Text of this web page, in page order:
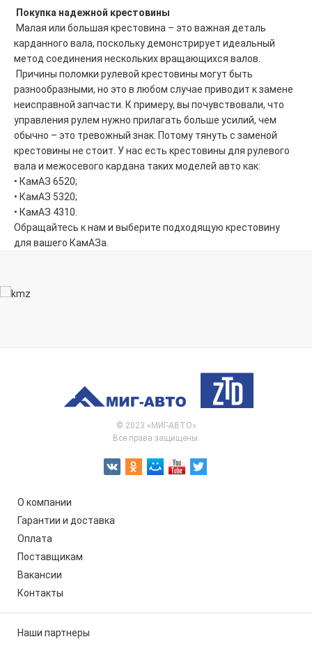
Покупка надежной крестовины
Малая или большая крестовина – это важная деталь
карданного вала, поскольку демонстрирует идеальный
метод соединения нескольких вращающихся валов.
Причины поломки рулевой крестовины могут быть
разнообразными, но это в любом случае приводит к замене
неисправной запчасти. К примеру, вы почувствовали, что
управления рулем нужно прилагать больше усилий, чем
обычно – это тревожный знак. Потому тянуть с заменой
крестовины не стоит. У нас есть крестовины для рулевого
вала и межосевого кардана таких моделей авто как:
• КамАЗ 6520;
• КамАЗ 5320;
• КамАЗ 4310.
Обращайтесь к нам и выберите подходящую крестовину
для вашего КамАЗа.
© 2023 «МИГ-АВТО»
Все права защищены.
О компании
Гарантии и доставка
Оплата
Поставщикам
Вакансии
Контакты
Наши партнеры